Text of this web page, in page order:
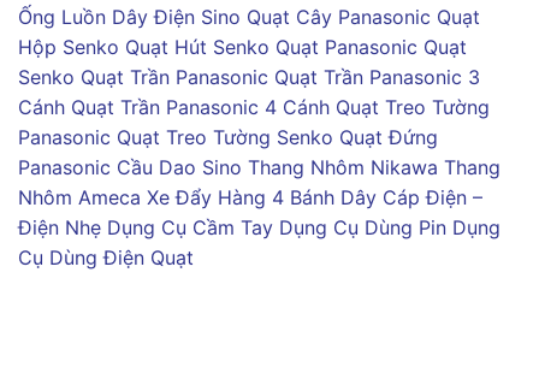
Ống Luồn Dây Điện Sino Quạt Cây Panasonic Quạt
Hộp Senko Quạt Hút Senko Quạt Panasonic Quạt
Senko Quạt Trần Panasonic Quạt Trần Panasonic 3
Cánh Quạt Trần Panasonic 4 Cánh Quạt Treo Tường
Panasonic Quạt Treo Tường Senko Quạt Đứng
Panasonic Cầu Dao Sino Thang Nhôm Nikawa Thang
Nhôm Ameca Xe Đẩy Hàng 4 Bánh Dây Cáp Điện –
Điện Nhẹ Dụng Cụ Cầm Tay Dụng Cụ Dùng Pin Dụng
Cụ Dùng Điện Quạt